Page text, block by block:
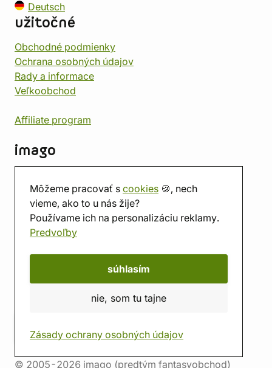
Môžeme pracovať s cookies 🍪, nech
vieme, ako to u nás žije?
Používame ich na personalizáciu reklamy.
Predvoľby
súhlasím
nie, som tu tajne
Zásady ochrany osobných údajov
Deutsch
užitočné
Obchodné podmienky
Ochrana osobných údajov
Rady a informace
Veľkoobchod
Affiliate program
imago
Predajňa
Herňa
O nás
Hodnotenie obchodu
© 2005-2026 imago (predtým fantasyobchod)